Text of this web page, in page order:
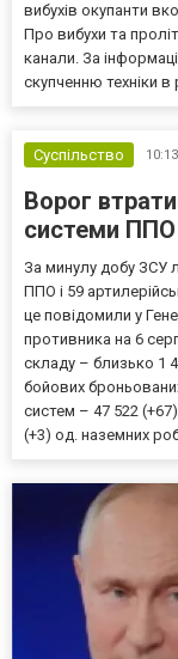
вибухів окупанти
Про вибухи та
канали. За
скупченню техніки в
Суспільство
Ворог
системи
За минулу добу ЗСУ
ППО і 59
це повідомили у
противника на 6
складу – близько 1
бойових
систем – 47 522
(+3) од. наземних